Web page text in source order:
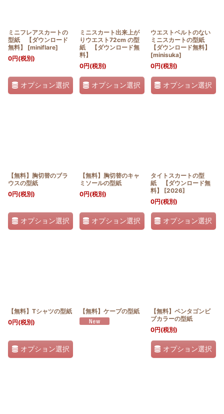
ミニフレアスカートの
型紙 【ダウンロード
無料】
[miniflare]
0円(税別)
オプション選択
ミニスカート出来上が
りウエスト72cm の型
紙 【ダウンロード無
料】
0円(税別)
オプション選択
ウエストベルトのない
ミニスカートの型紙
【ダウンロード無料】
[minisuka]
0円(税別)
オプション選択
【無料】胸切替のブラ
ウスの型紙
0円(税別)
オプション選択
【無料】胸切替のキャ
ミソールの型紙
0円(税別)
オプション選択
タイトスカートの型
紙 【ダウンロード無
料】
[2026]
0円(税別)
オプション選択
【無料】Tシャツの型紙
0円(税別)
オプション選択
【無料】ケープの型紙
【無料】ペンタゴンビ
ブカラーの型紙
0円(税別)
オプション選択